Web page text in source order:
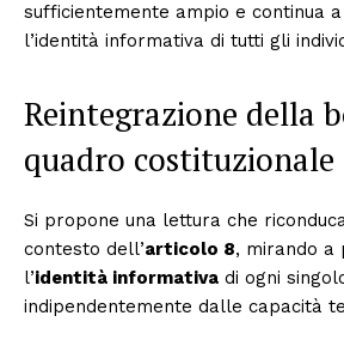
sufficientemente ampio e continua
l’identità informativa di tutti gli
Reintegrazione della
quadro costituzionale
Si propone una lettura che
contesto dell’articolo 8, mirando a
l’identità informativa di ogni
indipendentemente dalle capacità